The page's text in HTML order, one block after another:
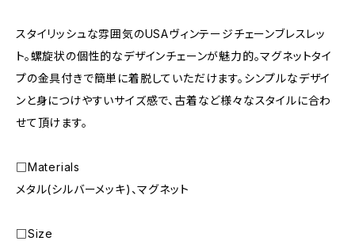
スタイリッシュな雰囲気のUSAヴィンテージチェーンブレスレッ
ト。螺旋状の個性的なデザインチェーンが魅力的。マグネットタイ
プの金具付きで簡単に着脱していただけます。シンプルなデザイ
ンと身につけやすいサイズ感で、古着など様々なスタイルに合わ
せて頂けます。
□Materials
メタル(シルバーメッキ)、マグネット
□Size